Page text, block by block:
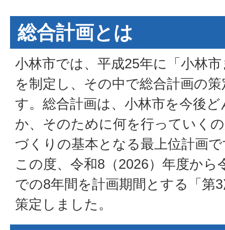
総合計画とは
小林市では、平成25年に「小林
を制定し、その中で総合計画の
す。総合計画は、小林市を今後
か、そのために何を行っていく
づくりの基本となる最上位計画
この度、令和8（2026）年度から
での8年間を計画期間とする「第
策定しました。